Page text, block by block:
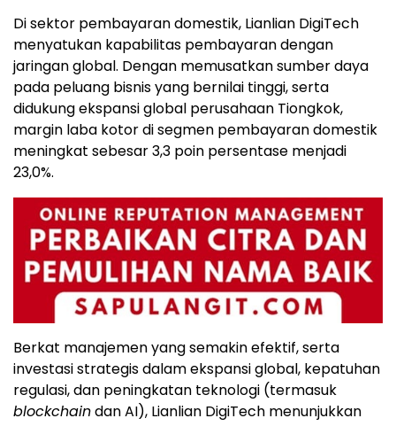
Di sektor pembayaran domestik, Lianlian DigiTech
menyatukan kapabilitas pembayaran dengan
jaringan global. Dengan memusatkan sumber daya
pada peluang bisnis yang bernilai tinggi, serta
didukung ekspansi global perusahaan Tiongkok,
margin laba kotor di segmen pembayaran domestik
meningkat sebesar 3,3 poin persentase menjadi
23,0%.
Berkat manajemen yang semakin efektif, serta
investasi strategis dalam ekspansi global, kepatuhan
regulasi, dan peningkatan teknologi (termasuk
blockchaindan AI), Lianlian DigiTech menunjukkan